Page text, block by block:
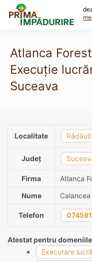
content
Atlanca
Execuție
Suceava
Localitate Rădăuți
Județ
Firma
Atlanca
Nume
Telefon
Atestat pentru
Executare